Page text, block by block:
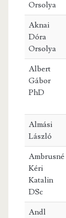
Orsolya
Aknai
Dóra
Orsolya
Albert
Gábor
PhD
Almási
László
Ambrusné
Kéri
Katalin
DSc
Andl